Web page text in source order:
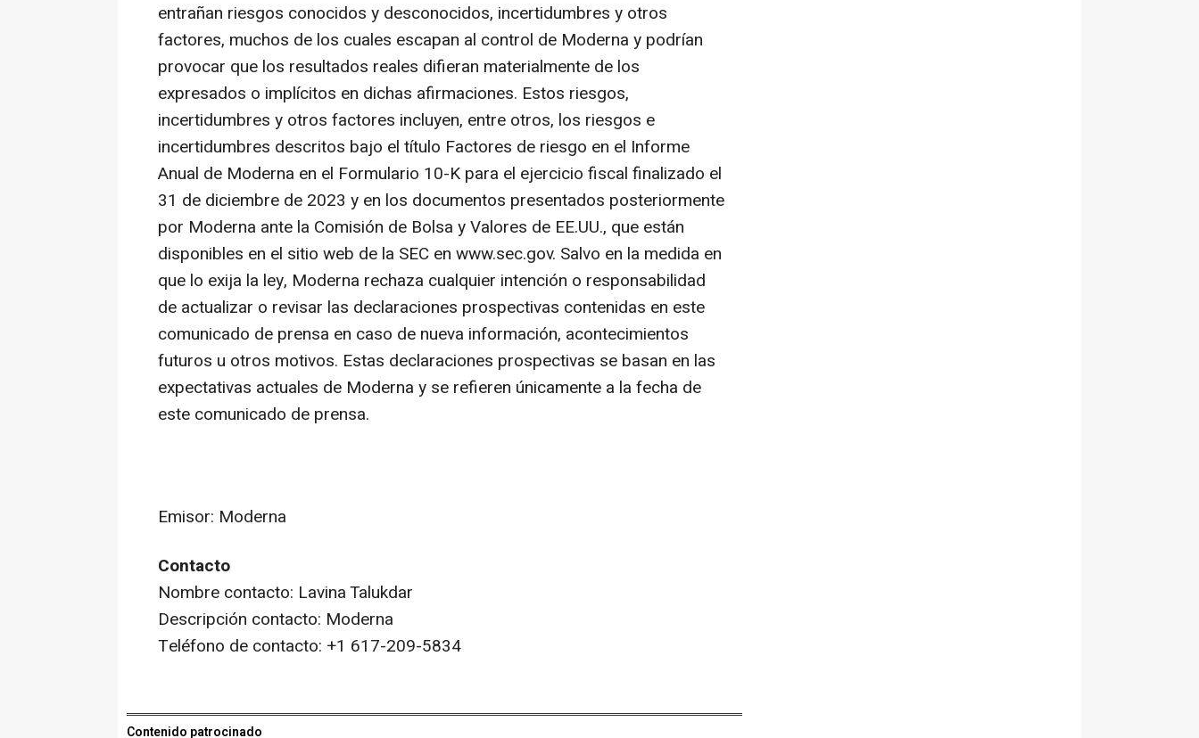
entrañan riesgos conocidos y desconocidos, incertidumbres y otros
factores, muchos de los cuales escapan al control de Moderna y podrían
provocar que los resultados reales difieran materialmente de los
expresados o implícitos en dichas afirmaciones. Estos riesgos,
incertidumbres y otros factores incluyen, entre otros, los riesgos e
incertidumbres descritos bajo el título Factores de riesgo en el Informe
Anual de Moderna en el Formulario 10-K para el ejercicio fiscal finalizado el
31 de diciembre de 2023 y en los documentos presentados posteriormente
por Moderna ante la Comisión de Bolsa y Valores de EE.UU., que están
disponibles en el sitio web de la SEC en www.sec.gov. Salvo en la medida en
que lo exija la ley, Moderna rechaza cualquier intención o responsabilidad
de actualizar o revisar las declaraciones prospectivas contenidas en este
comunicado de prensa en caso de nueva información, acontecimientos
futuros u otros motivos. Estas declaraciones prospectivas se basan en las
expectativas actuales de Moderna y se refieren únicamente a la fecha de
este comunicado de prensa.
Emisor: Moderna
Contacto
Nombre contacto: Lavina Talukdar
Descripción contacto: Moderna
Teléfono de contacto: +1 617-209-5834
Contenido patrocinado